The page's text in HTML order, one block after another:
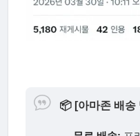
📦 [아마존 배송